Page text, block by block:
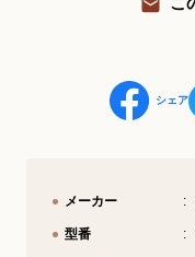
シェア
メーカー
型番